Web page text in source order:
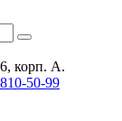
корп. А.
50-99